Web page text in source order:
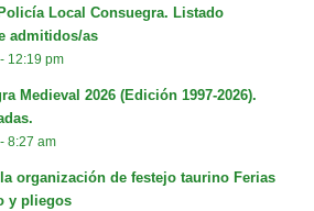
Local Consuegra. Listado
admitidos/as
12:19 pm
Medieval 2026 (Edición 1997-2026).
8:27 am
organización de festejo taurino Ferias
y pliegos